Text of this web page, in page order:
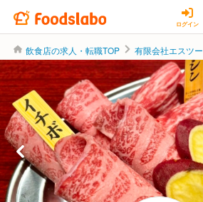
ログイン
飲食店の求人・転職TOP 有限会社エスツー
有限会社エスツー